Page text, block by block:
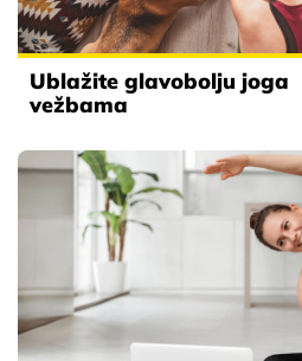
Ublažite glavobolju joga
vežbama